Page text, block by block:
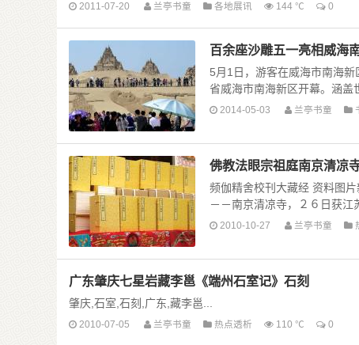
2011-07-20 兰亭书童 各地展讯 144 ℃ 0
百余座沙雕五一亮相威海
5月1日，游客在威海市南海
省威海市南海新区开幕。涵盖
2014-05-03 兰亭书童
佛教法眼宗祖庭南京清凉
频伽精舍校刊大藏经 资料图
－－南京清凉寺，２６日获江
2010-10-27 兰亭书童
广东肇庆七星岩藏李邕《端州石室记》石刻
肇庆,石室,石刻,广东,藏李邕...
2010-07-05 兰亭书童 热点透析 110 ℃ 0